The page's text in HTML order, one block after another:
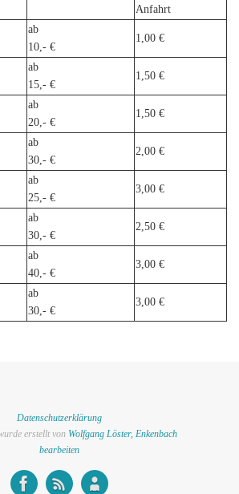
Anfahrt
ab
10,- €
1,00 €
ab
15,- €
1,50 €
ab
20,- €
1,50 €
ab
30,- €
2,00 €
ab
25,- €
3,00 €
ab
30,- €
2,50 €
ab
40,- €
3,00 €
ab
30,- €
3,00 €
Datenschutzerklärung
erstellt von Wolfgang Löster, Enkenbach
bearbeiten